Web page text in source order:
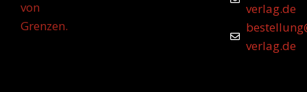
von
Grenzen.
verlag.de
verlag.de